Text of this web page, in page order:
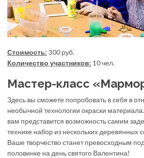
Стоимость: 300 руб.
Количество участников: 10 чел.
Мастер-класс
Здесь вы сможете попробовать в себя в
необычной технологии окраски
вам представится возможность самим
технике набор из нескольких деревянных
Ваше творчество станет превосходным
половинке на день святого Валентина!